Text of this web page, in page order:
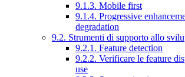
9.1.3. Mobile first
9.1.4. Progressive
degradation
9.2. Strumenti di supporto allo
9.2.1. Feature detection
9.2.2. Verificare le feature
use